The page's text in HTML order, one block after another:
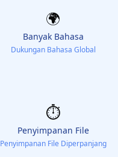
🌍
Banyak Bahasa
Dukungan Bahasa Global
⏱️
Penyimpanan File
Penyimpanan File Diperpanjang